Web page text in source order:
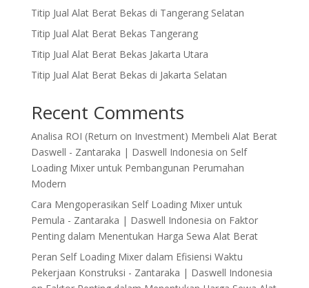
Titip Jual Alat Berat Bekas di Tangerang Selatan
Titip Jual Alat Berat Bekas Tangerang
Titip Jual Alat Berat Bekas Jakarta Utara
Titip Jual Alat Berat Bekas di Jakarta Selatan
Recent Comments
Analisa ROI (Return on Investment) Membeli Alat Berat
Daswell - Zantaraka | Daswell Indonesia on Self
Loading Mixer untuk Pembangunan Perumahan
Modern
Cara Mengoperasikan Self Loading Mixer untuk
Pemula - Zantaraka | Daswell Indonesia on Faktor
Penting dalam Menentukan Harga Sewa Alat Berat
Peran Self Loading Mixer dalam Efisiensi Waktu
Pekerjaan Konstruksi - Zantaraka | Daswell Indonesia